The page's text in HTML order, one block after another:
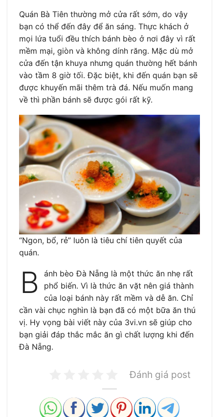
Quán Bà Tiên thường mở cửa rất sớm, do vậy
bạn có thể đến đây để ăn sáng. Thực khách ở
mọi lứa tuổi đều thích bánh bèo ở nơi đây vì rất
mềm mại, giòn và không dính răng. Mặc dù mở
cửa đến tận khuya nhưng quán thường hết bánh
vào tầm 8 giờ tối. Đặc biệt, khi đến quán bạn sẽ
được khuyến mãi thêm trà đá. Nếu muốn mang
về thì phần bánh sẽ được gói rất kỹ.
“Ngon, bổ, rẻ” luôn là tiêu chí tiên quyết của
quán.
B
ánh bèo Đà Nẵng là một thức ăn nhẹ rất
phổ biến. Vì là thức ăn vặt nên giá thành
của loại bánh này rất mềm và dễ ăn. Chỉ
cần vài chục nghìn là bạn đã có một bữa ăn thú
vị. Hy vọng bài viết này của 3vi.vn sẽ giúp cho
bạn giải đáp thắc mắc ăn gì chất lượng khi đến
Đà Nẵng.
Đánh giá post